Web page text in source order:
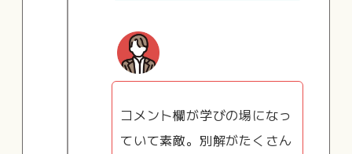
コメント欄が学びの場になっ
ていて素敵。別解がたくさん